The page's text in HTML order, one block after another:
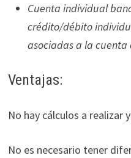
Cuenta individual
crédito/débito
asociadas a la cuenta
Ventajas:
No hay cálculos a realizar
No es necesario tener